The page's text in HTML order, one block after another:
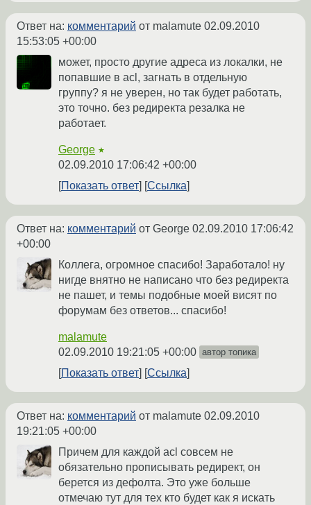
Ответ на: комментарий от malamute 02.09.2010
15:53:05 +00:00
может, просто другие адреса из локалки, не
попавшие в acl, загнать в отдельную
группу? я не уверен, но так будет работать,
это точно. без редиректа резалка не
работает.
George ★
02.09.2010 17:06:42 +00:00
Показать ответ
Ссылка
Ответ на: комментарий от George 02.09.2010 17:06:42
+00:00
Коллега, огромное спасибо! Заработало! ну
нигде внятно не написано что без редиректа
не пашет, и темы подобные моей висят по
форумам без ответов... спасибо!
malamute
02.09.2010 19:21:05 +00:00 автор топика
Показать ответ Ссылка
Ответ на: комментарий от malamute 02.09.2010
19:21:05 +00:00
Причем для каждой acl совсем не
обязательно прописывать редирект, он
берется из дефолта. Это уже больше
отмечаю тут для тех кто будет как я искать